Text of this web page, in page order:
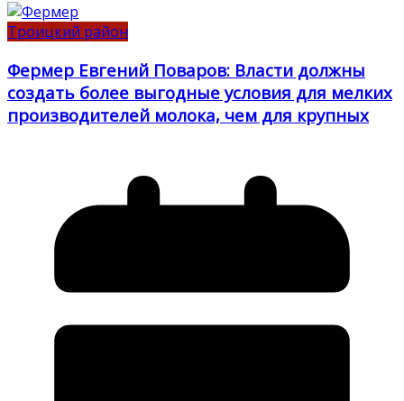
Троицкий район
Фермер Евгений Поваров: Власти должны
создать более выгодные условия для мелких
производителей молока, чем для крупных